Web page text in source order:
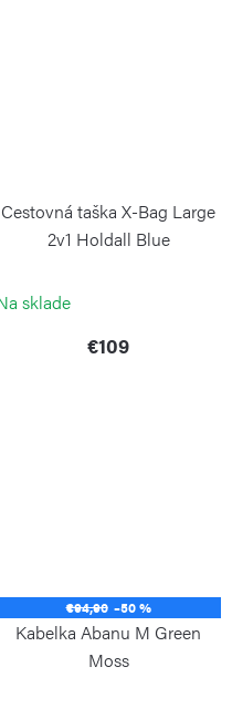
Cestovná taška X-Bag Large
2v1 Holdall Blue
sklade
€109
€94,90 –50 %
Kabelka Abanu M Green
Moss